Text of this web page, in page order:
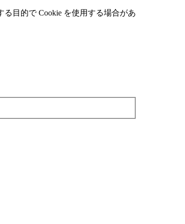
⽬的で Cookie を使⽤する場合があ